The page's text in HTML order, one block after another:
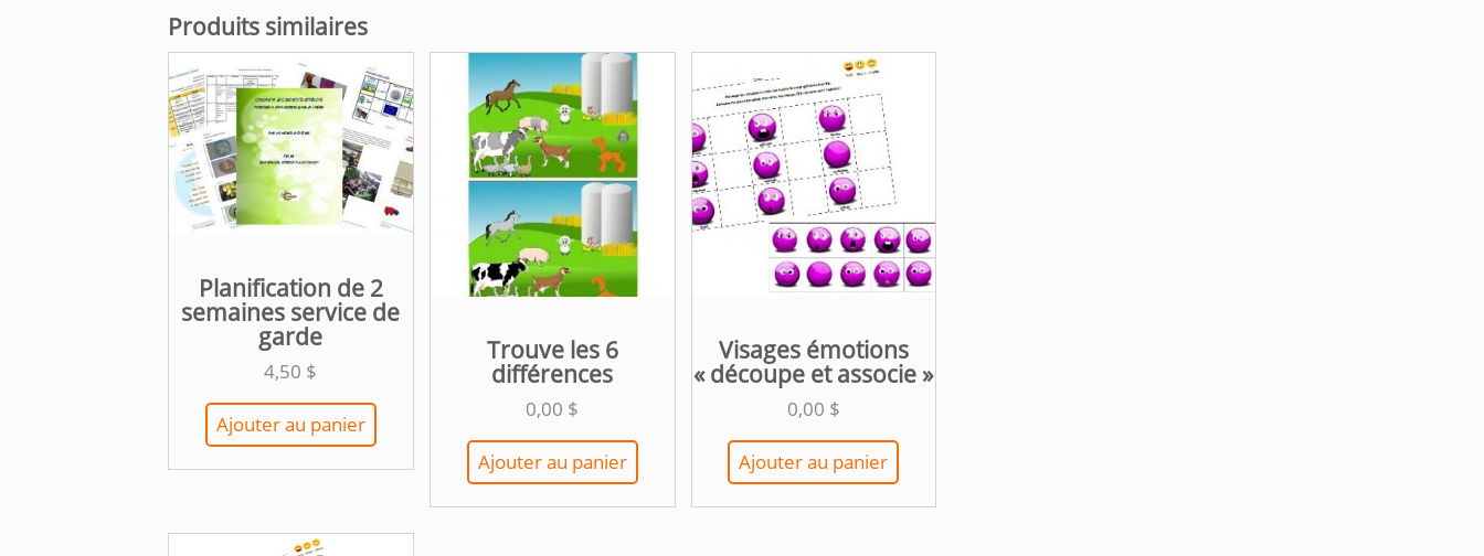
Produits similaires
Planification de 2
semaines service de
garde
4,50 $
Ajouter au panier
Trouve les 6
différences
0,00 $
Ajouter au panier
Visages émotions
« découpe et associe »
0,00 $
Ajouter au panier